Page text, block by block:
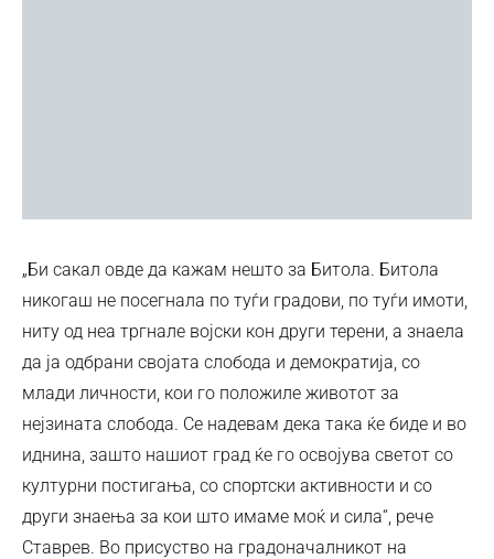
„Би сакал овде да кажам нешто за Битола. Битола
никогаш не посегнала по туѓи градови, по туѓи имоти,
ниту од неа тргнале војски кон други терени, а знаела
да ја одбрани својата слобода и демократија, со
млади личности, кои го положиле животот за
нејзината слобода. Се надевам дека така ќе биде и во
иднина, зашто нашиот град ќе го освојува светот со
културни постигања, со спортски активности и со
други знаења за кои што имаме моќ и сила“, рече
Ставрев. Во присуство на градоначалникот на